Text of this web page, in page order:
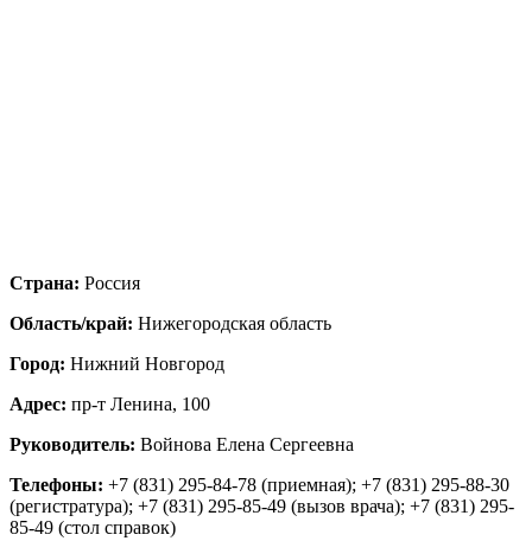
Страна: Россия
Область/край: Нижегородская область
Город: Нижний Новгород
Адрес: пр-т Ленина, 100
Руководитель: Войнова Елена Сергеевна
Телефоны: +7 (831) 295-84-78 (приемная); +7 (831) 295-88-30
(регистратура); +7 (831) 295-85-49 (вызов врача); +7 (831) 295-
85-49 (стол справок)